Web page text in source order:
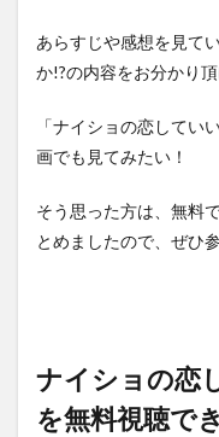
あらすじや感想を見て
か!?の内容をお分かり
「ナイショの恋してい
画でも見てみたい！
そう思った方は、無料
とめましたので、ぜひ
ナイショの恋
を無料視聴で